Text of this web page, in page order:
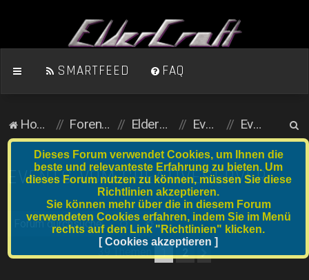
SMARTFEED FAQ
Homepage Foren-Übersicht ElderCraft (Minecraft) Events Events vom Creativeserver
u
EVENTS VOM CREATIVESERVER
SucheErweiterte Suche
39 Themen 1 2 Nächste
Dieses Forum verwendet Cookies, um Ihnen die
beste und relevanteste Erfahrung zu bieten. Um
dieses Forum nutzen zu können, müssen Sie diese
Richtlinien akzeptieren.
Sie können mehr über die in diesem Forum
verwendeten Cookies erfahren, indem Sie im Menü
rechts auf den Link "Richtlinien" klicken.
[ Cookies akzeptieren ]